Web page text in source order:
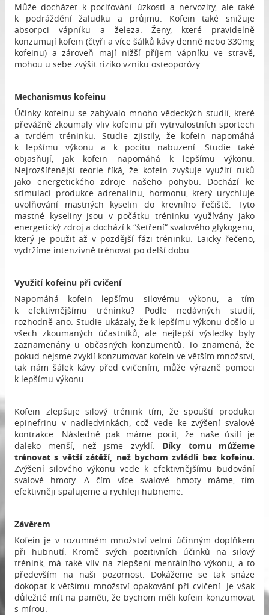
Může docházet k pociťování úzkosti a nervozity, ale také
k podráždění žaludku a průjmu. Kofein také snižuje
absorpci vápníku a železa. Ženy, které pravidelně
konzumují kofein (čtyři a více šálků kávy denně nebo 330mg
kofeinu) a zároveň mají nižší příjem vápníku ve stravě,
mohou u sebe zvýšit riziko vzniku osteoporózy.
Mechanismus kofeinu
Účinky kofeinu se zabývalo mnoho vědeckých studií, které
převážně zkoumaly vliv kofeinu při vytrvalostních sportech
a tvrdém tréninku. Studie zjistily, že kofein napomáhá
k lepšímu výkonu a k pocitu nabuzení. Studie také
objasňují, jak kofein napomáhá k lepšímu výkonu.
Nejrozšířenější teorie říká, že kofein zvyšuje využití tuků
jako energetického zdroje našeho pohybu. Dochází ke
stimulaci produkce adrenalinu, hormonu, který urychluje
uvolňování mastných kyselin do krevního řečiště. Tyto
mastné kyseliny jsou v počátku tréninku využívány jako
energetický zdroj a dochází k “šetření“ svalového glykogenu,
který je použit až v pozdější fázi tréninku. Laicky řečeno,
vydržíme intenzivně trénovat po delší dobu.
Využití kofeinu při cvičení
Napomáhá kofein lepšímu silovému výkonu, a tím
k efektivnějšímu tréninku? Podle nedávných studií,
rozhodně ano. Studie ukázaly, že k lepšímu výkonu došlo u
všech zkoumaných účastníků, ale nejlepší výsledky byly
zaznamenány u občasných konzumentů. To znamená, že
pokud nejsme zvyklí konzumovat kofein ve větším množství,
tak nám šálek kávy před cvičením, může výrazně pomoci
k lepšímu výkonu.
Kofein zlepšuje silový trénink tím, že spouští produkci
epinefrinu v nadledvinkách, což vede ke zvýšení svalové
kontrakce. Následně pak máme pocit, že naše úsilí je
daleko menší, než jsme zvyklí. Díky tomu můžeme
trénovat s větší zátěží, než bychom zvládli bez kofeinu.
Zvýšení silového výkonu vede k efektivnějšímu budování
svalové hmoty. A čím více svalové hmoty máme, tím
efektivněji spalujeme a rychleji hubneme.
Závěrem
Kofein je v rozumném množství velmi účinným doplňkem
při hubnutí. Kromě svých pozitivních účinků na silový
trénink, má také vliv na zlepšení mentálního výkonu, a to
především na naši pozornost. Dokážeme se tak snáze
dokopat k většímu množství opakování při cvičení. Je však
důležité mít na paměti, že bychom měli kofein konzumovat
s mírou.